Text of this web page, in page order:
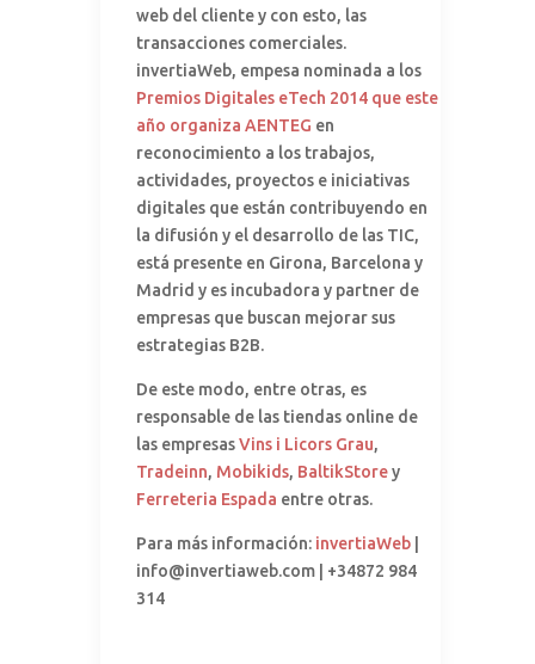
web del cliente y con esto, las
transacciones comerciales.
invertiaWeb, empesa nominada a los
Premios Digitales eTech 2014 que este
año organiza AENTEG en
reconocimiento a los trabajos,
actividades, proyectos e iniciativas
digitales que están contribuyendo en
la difusión y el desarrollo de las TIC,
está presente en Girona, Barcelona y
Madrid y es incubadora y partner de
empresas que buscan mejorar sus
estrategias B2B.
De este modo, entre otras, es
responsable de las tiendas online de
las empresasVins i Licors Grau,
Tradeinn, Mobikids, BaltikStorey
Ferreteria Espada entre otras.
Para más información: invertiaWeb
info@invertiaweb.com | +34872 984
314